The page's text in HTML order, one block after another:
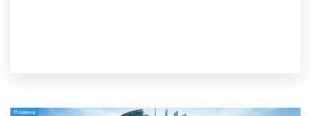
Новина